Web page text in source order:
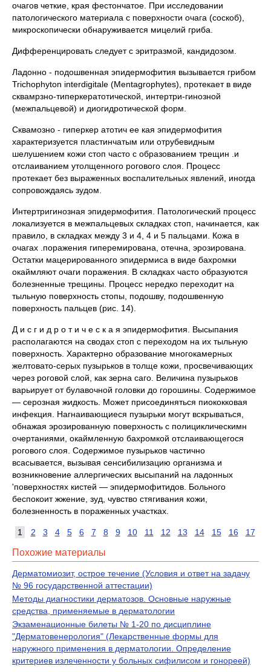
очагов четкие, края фестончатое. При исследовании
патологического материала с поверхности очага (соскоб),
микроскопически обнаруживается мицелий гриба.
Дифференцировать следует с эритразмой, кандидозом.
Ладонно - подошвенная эпидермофития вызывается грибом
Trichophyton interdigitale (Mentagrophytes), протекает в виде
сквамрзно-типеркератотической, интертри-гинозной
(межпальцевой) и диогидротической форм.
Сквамозно - гиперкер атотич ее кая эпидермофития
характеризуется пластинчатым или отрубевидным
шелушением кожи стоп часто с образованием трещин .и
отслаиванием утолщенного рогового слоя. Процесс
протекает без выраженных воспалительных явлений, иногда
сопровождаясь зудом.
Интертригинозная эпидермофития. Патологический процесс
локализуется в межпальцевых складках стоп, начинается, как
правило, в складках между 3 и 4, 4 и 5 пальцами. Кожа в
очагах .поражения гиперемирована, отечна, эрозирована.
Остатки мацерированного эпидермиса в виде бахромки
окаймляют очаги поражения. В складках часто образуются
болезненные трещины. Процесс нередко переходит на
тыльную поверхность стопы, подошву, подошвенную
поверхность пальцев (рис. 14).
Д и с г и д р о т и ч е с к а я эпидермофития. Высыпания
располагаются на сводах стоп с переходом на их тыльную
поверхность. Характерно образование многокамерных
желтовато-серых пузырьков в толще кожи, просвечивающих
через роговой слой, как зерна саго. Величина пузырьков
варьирует от булавочной головки до горошины. Содержимое
— серозная жидкость. Может присоединяться пиококковая
инфекция. Нагнаивающиеся пузырьки могут вскрываться,
обнажая эрозированную поверхность с полициклическимн
очертаниями, окаймленную бахромкой отслаивающегося
рогового слоя. Содержимое пузырьков частично
всасывается, вызывая сенсибилизацию организма и
возникновение аллергических высыпаний на ладонных
'поверхностях кистей — эпидермофитидов. Больного
беспокоит жжение, зуд, чувство стягивания кожи,
болезненность в пораженных участках.
1 2 3 4 5 6 7 8 9 10 11 12 13 14 15 16 17
Похожие материалы
Дерматомиозит, острое течение (Условия и ответ на задачу
№ 96 государственной аттестации)
Методы диагностики дерматозов. Основные наружные
средства, применяемые в дерматологии
Экзаменационные билеты № 1-20 по дисциплине
"Дерматовенерология" (Лекарственные формы для
наружного применения в дерматологии. Определение
критериев излеченности у больных сифилисом и гонореей)